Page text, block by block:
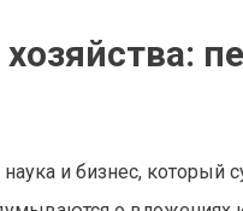
и бизнес, который